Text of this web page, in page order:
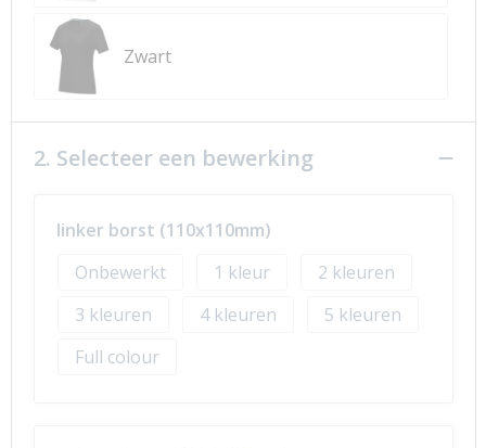
Zwart
2. Selecteer een bewerking
linker borst (110x110mm)
Onbewerkt
1
2
3
4
5
Full colour